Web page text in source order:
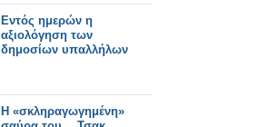
Εντός ημερών η
αξιολόγηση των
δημοσίων υπαλλήλων
Η «σκληραγωγημένη»